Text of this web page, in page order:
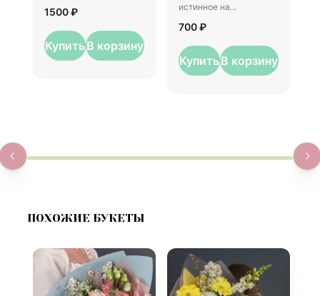
1500 ₽
КупитьВ корзину
истинное на...
700 ₽
КупитьВ корзину
ПОХОЖИЕ БУКЕТЫ